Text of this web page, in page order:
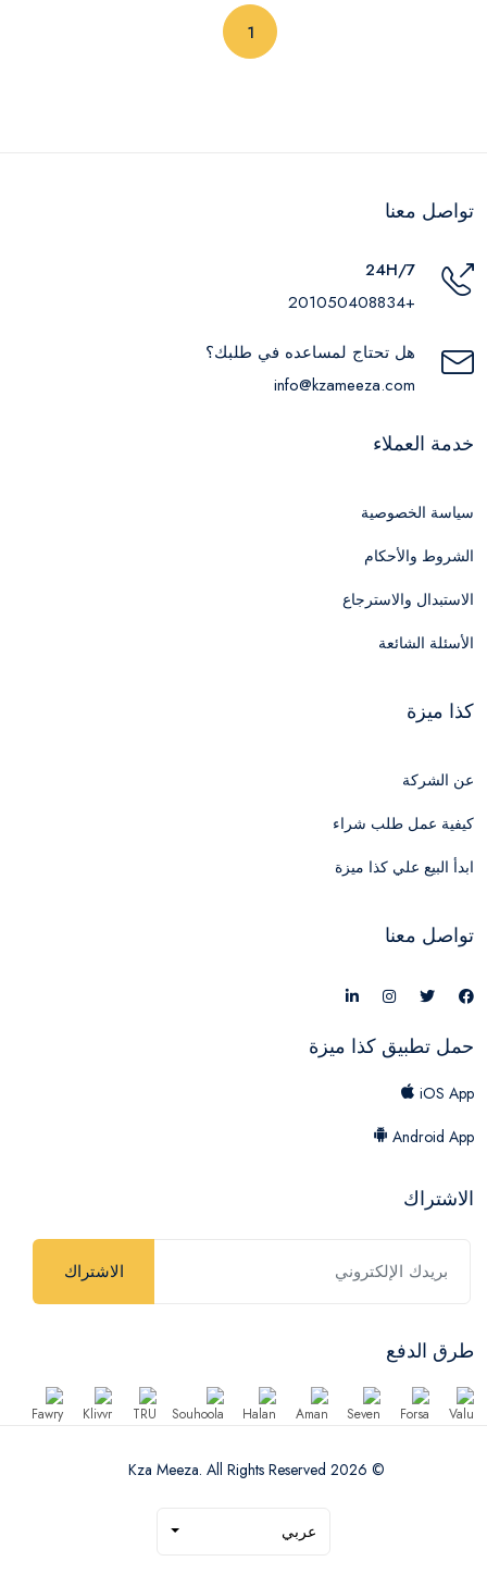
1
تواصل معنا
24H/7
+201050408834
هل تحتاج لمساعده في طلبك؟
info@kzameeza.com
خدمة العملاء
سياسة الخصوصية
الشروط والأحكام
الاستبدال والاسترجاع
الأسئلة الشائعة
كذا ميزة
عن الشركة
كيفية عمل طلب شراء
ابدأ البيع علي كذا ميزة
تواصل معنا
حمل تطبيق كذا ميزة
iOS App
Android App
الاشتراك
الاشتراك
طرق الدفع
© 2026 Kza Meeza. All Rights Reserved
عربي